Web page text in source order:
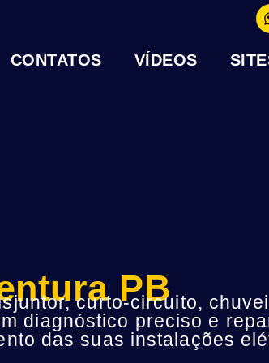
CONTATOS VÍDEOS
PB
curto-circuito,
diagnóstico preciso e
das suas instalações